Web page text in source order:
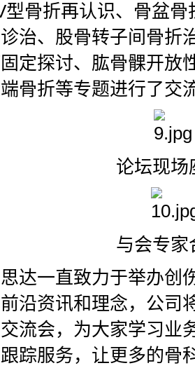
型骨折再认识、骨盆
治、股骨转子间骨折
定探讨、肱骨髁开放
骨折等专题进行了交
论坛现场
与会专家
一直致力于举办创
沿资讯和理念，公司
流会，为大家学习业
踪服务，让更多的骨